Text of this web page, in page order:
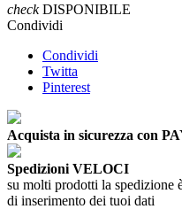
checkDISPONIBILE
Condividi
Condividi
Twitta
Pinterest
Acquista in sicurezza con
Spedizioni VELOCI
su molti prodotti la
di inserimento dei tuoi dati